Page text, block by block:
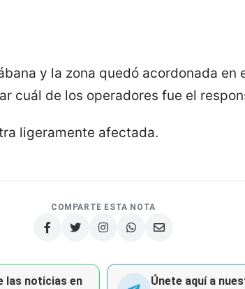
y la zona quedó acordonada
cuál de los operadores fue el
ligeramente afectada.
COMPARTE ESTA NOTA
las noticias en
Únete aquí a